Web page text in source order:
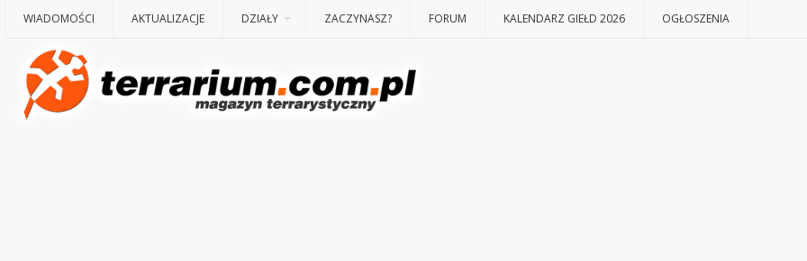
WIADOMOŚCI AKTUALIZACJE DZIAŁY ZACZYNASZ? FORUM KALENDARZ GIEŁD 2026 OGŁOSZENIA